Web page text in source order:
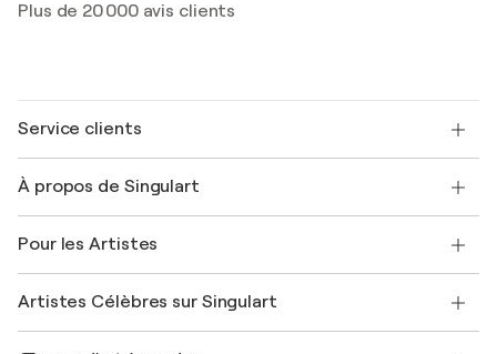
Plus de 20 000 avis clients
Service clients
Expédition
Offrir une carte cadeau
Rejoignez notre programme commercial
Mon compte
+33 1 76 44 06 42
À propos de Singulart
FAQ
Magazine Singulart
Emplois
Pour les Artistes
Se connecter en tant qu'Artiste
Artistes Célèbres sur Singulart